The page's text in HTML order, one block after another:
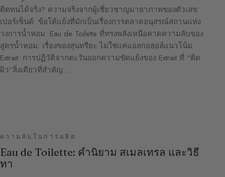
ติดทนได้จริง? ความจริงจากผู้เชี่ยวชาญมายาภาพของตัวเลข
เปอร์เซ็นต์: ข้อโต้แย้งที่มักเป็นเรื่องการตลาดอนุสรณ์สถานแห่ง
วงการน้ำหอม: Eau de Toilette ที่ทรงพลังเหนือคาดความลับของ
สูตรน้ำหอม: เรื่องของสุนทรียะ ไม่ใช่แค่แอลกอฮอล์แนวโน้ม
Extrait: การปฏิวัติจากตะวันออกความขัดแย้งของ Extrait ที่ “ติด
ผิว”สิ่งเดียวที่สำคัญ:…
ความลับในการผลิต
Eau de Toilette: คำนิยาม สเมลเทรล และวิธี
ทา